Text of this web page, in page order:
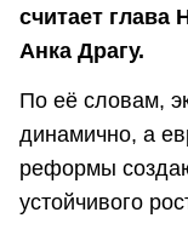
считает
Анка Драгу.
По её словам,
динамично, а
реформы
устойчивого